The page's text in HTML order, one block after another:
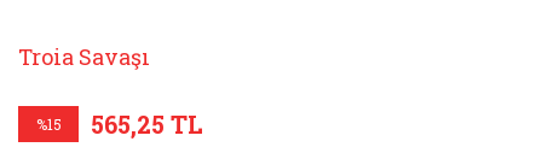
Troia Savaşı
%15 565,25 TL